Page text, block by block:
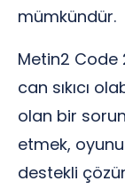
mümkündür.
Metin2 Code
can sıkıcı
olan bir
etmek,
destekli